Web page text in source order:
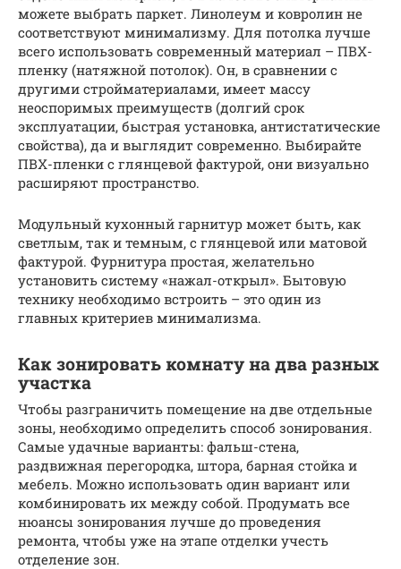
можете выбрать паркет. Линолеум и ковролин не
соответствуют минимализму. Для потолка лучше
всего использовать современный материал – ПВХ-
пленку (натяжной потолок). Он, в сравнении с
другими стройматериалами, имеет массу
неоспоримых преимуществ (долгий срок
эксплуатации, быстрая установка, антистатические
свойства), да и выглядит современно. Выбирайте
ПВХ-пленки с глянцевой фактурой, они визуально
расширяют пространство.
Модульный кухонный гарнитур может быть, как
светлым, так и темным, с глянцевой или матовой
фактурой. Фурнитура простая, желательно
установить систему «нажал-открыл». Бытовую
технику необходимо встроить – это один из
главных критериев минимализма.
Как зонировать комнату на два разных
участка
Чтобы разграничить помещение на две отдельные
зоны, необходимо определить способ зонирования.
Самые удачные варианты: фальш-стена,
раздвижная перегородка, штора, барная стойка и
мебель. Можно использовать один вариант или
комбинировать их между собой. Продумать все
нюансы зонирования лучше до проведения
ремонта, чтобы уже на этапе отделки учесть
отделение зон.